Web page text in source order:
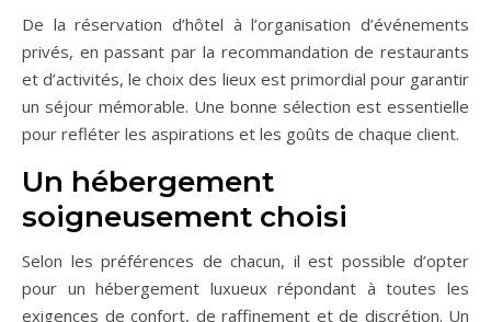
De la réservation d’hôtel à l’organisation d’événements
privés, en passant par la recommandation de restaurants
et d’activités, le choix des lieux est primordial pour garantir
un séjour mémorable. Une bonne sélection est essentielle
pour refléter les aspirations et les goûts de chaque client.
Un hébergement
soigneusement choisi
Selon les préférences de chacun, il est possible d’opter
pour un hébergement luxueux répondant à toutes les
exigences de confort, de raffinement et de discrétion. Un